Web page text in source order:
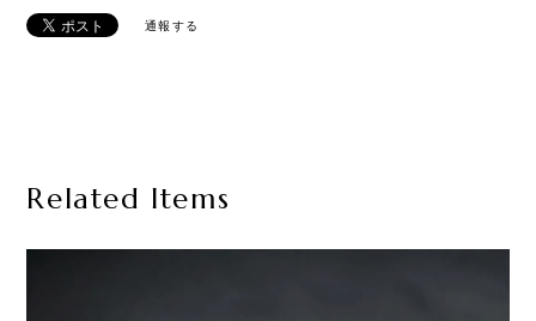
通報する
Related Items